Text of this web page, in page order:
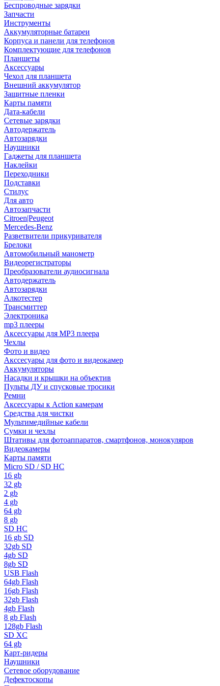
Беспроводные зарядки
Запчасти
Инструменты
Аккумуляторные батареи
Корпуса и панели для телефонов
Комплектующие для телефонов
Планшеты
Аксессуары
Чехол для планшета
Внешний аккумулятор
Защитные пленки
Карты памяти
Дата-кабели
Сетевые зарядки
Автодержатель
Автозарядки
Наушники
Гаджеты для планшета
Наклейки
Переходники
Подставки
Стилус
Для авто
Автозапчасти
Citroen|Peugeot
Mercedes-Benz
Разветвители прикуривателя
Брелоки
Автомобильный манометр
Видеорегистраторы
Преобразователи аудиосигнала
Автодержатель
Автозарядки
Алкотестер
Трансмиттер
Электроника
mp3 плееры
Аксессуары для MP3 плеера
Чехлы
Фото и видео
Акссесуары для фото и видеокамер
Аккумуляторы
Насадки и крышки на объектив
Пульты ДУ и спусковые тросики
Ремни
Аксессуары к Action камерам
Средства для чистки
Мультимедийные кабели
Сумки и чехлы
Штативы для фотоаппаратов, смартфонов, монокуляров
Видеокамеры
Карты памяти
Micro SD / SD HC
16 gb
32 gb
2 gb
4 gb
64 gb
8 gb
SD HC
16 gb SD
32gb SD
4gb SD
8gb SD
USB Flash
64gb Flash
16gb Flash
32gb Flash
4gb Flash
8 gb Flash
128gb Flash
SD XC
64 gb
Карт-ридеры
Наушники
Сетевое оборудование
Дефектоскопы